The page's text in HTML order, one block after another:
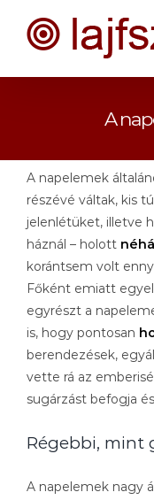
A
A napelemek
részévé váltak, kis
jelenlétüket, illetve
háznál – holott
korántsem volt
Főként emiatt
egyrészt a
is, hogy pontosan
berendezések,
vette rá az
sugárzást befogja
Régebbi, mint
A napelemek nagy